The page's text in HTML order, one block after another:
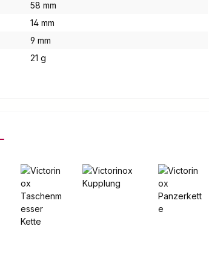
58 mm
14 mm
9 mm
21 g